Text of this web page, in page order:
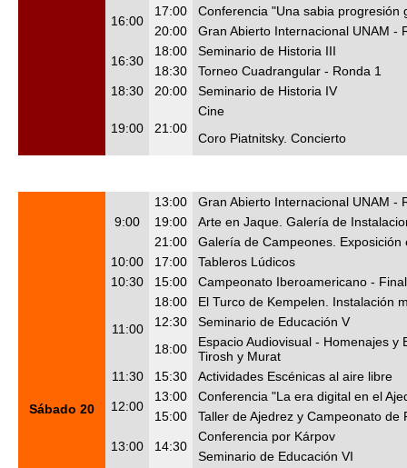
16:00
17:00
Conferencia "Una sabia progresión
20:00
Gran Abierto Internacional UNAM -
16:30
18:00
Seminario de Historia III
18:30
Torneo Cuadrangular - Ronda 1
18:30
20:00 Seminario de Historia IV
19:00 21:00
Cine
Coro Piatnitsky. Concierto
Sábado 20
9:00
13:00
Gran Abierto Internacional UNAM -
19:00
Arte en Jaque. Galería de
21:00
Galería de Campeones. Exposición
10:00
17:00
Tableros Lúdicos
10:30
15:00 Campeonato Iberoamericano - Final
11:00
18:00
El Turco de Kempelen. Instalación
12:30
Seminario de Educación V
18:00
Espacio Audiovisual - Homenajes y
Tirosh y Murat
11:30
15:30 Actividades Escénicas al aire libre
12:00
13:00
Conferencia "La era digital en el
15:00
Taller de Ajedrez y Campeonato de
13:00 14:30
Conferencia por Kárpov
Seminario de Educación VI